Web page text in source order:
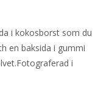
i kokosborst som du
en baksida i gummi
i